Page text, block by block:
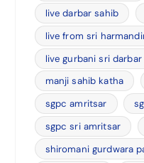
live darbar sahib
live from sri
live gurbani sri
manji sahib katha
sgpc amritsar
sgpc sri amritsar
shiromani gurdwara